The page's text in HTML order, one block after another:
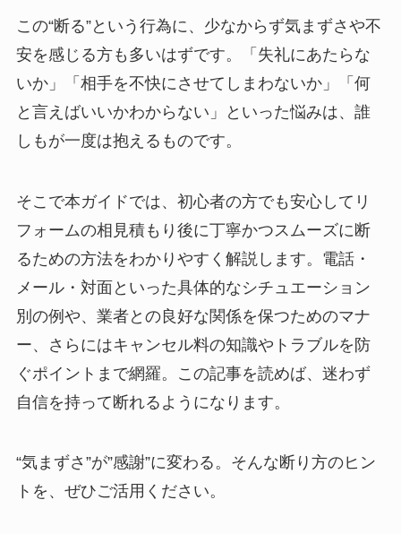
この“断る”という行為に、少なからず気まずさや不
安を感じる方も多いはずです。「失礼にあたらな
いか」「相手を不快にさせてしまわないか」「何
と言えばいいかわからない」といった悩みは、誰
しもが一度は抱えるものです。
そこで本ガイドでは、初心者の方でも安心してリ
フォームの相見積もり後に丁寧かつスムーズに断
るための方法をわかりやすく解説します。電話・
メール・対面といった具体的なシチュエーション
別の例や、業者との良好な関係を保つためのマナ
ー、さらにはキャンセル料の知識やトラブルを防
ぐポイントまで網羅。この記事を読めば、迷わず
自信を持って断れるようになります。
“気まずさ”が”感謝”に変わる。そんな断り方のヒン
トを、ぜひご活用ください。